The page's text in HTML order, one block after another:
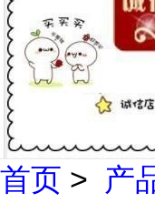
首页 > 产